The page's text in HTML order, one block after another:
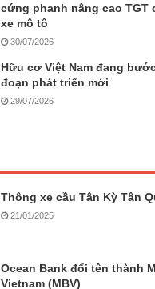
cứng phanh nâng cao TGT
xe mô tô
30/07/2026
Hữu cơ Việt Nam đang
đoạn phát triển mới
29/07/2026
Thông xe cầu Tân Kỳ Tân
21/01/2025
Ocean Bank đổi tên thành
Vietnam (MBV)